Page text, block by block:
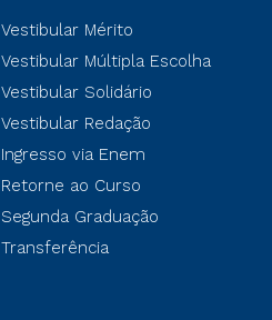
Vestibular Mérito
Vestibular Múltipla Escolha
Vestibular Solidário
Vestibular Redação
Ingresso via Enem
Retorne ao Curso
Segunda Graduação
Transferência